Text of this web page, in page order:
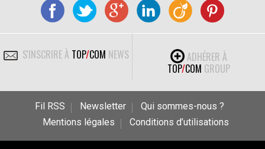
S'INSCRIRE À TOP/COM NEWS
ADHÉRER À
TOP/COM GROUP
Fil RSS Newsletter
Qui sommes-nous ?
Mentions légales
Conditions d’utilisations